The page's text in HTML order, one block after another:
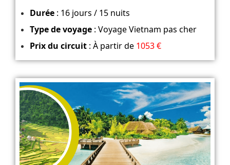
Durée: 16 jours / 15 nuits
Type de voyage: Voyage Vietnam pas cher
Prix du circuit: À partir de1053 €